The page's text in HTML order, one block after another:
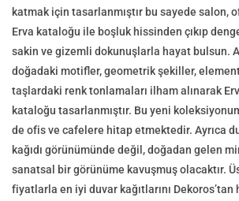
katmak için tasarlanmıştır bu sayede salon,
Erva kataloğu ile boşluk hissinden çıkıp
sakin ve gizemli dokunuşlarla hayat bulsun.
doğadaki motifler, geometrik şekiller,
taşlardaki renk tonlamaları ilham alınarak
kataloğu tasarlanmıştır. Bu yeni
de ofis ve cafelere hitap etmektedir. Ayrıca
kağıdı görünümünde değil, doğadan gelen
sanatsal bir görünüme kavuşmuş olacaktır.
fiyatlarla en iyi duvar kağıtlarını